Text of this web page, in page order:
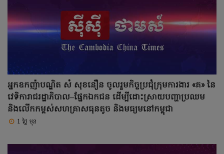
អ្នកឧកញ៉ាបណ្ឌិត សំ សុខនឿន ចូលរួមកិច្ចប្រជុំក្រុមការងារ «គ» នៃ
វេទិការាជរដ្ឋាភិបាល–ផ្នែកឯកជន ដើម្បីដោះស្រាយបញ្ហាប្រឈម
និងលើកកម្ពស់សហគ្រាសធុនតូច និងមធ្យមនៅកម្ពុជា
1 ថ្ងៃ មុន